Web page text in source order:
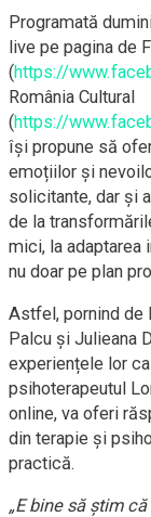
Programată
live pe pagina de
(https://
România Cultural
(https://
își propune să
emoțiilor și
solicitante, dar și
de la
mici, la adaptarea
nu doar pe plan
Astfel, pornind de
Palcu și Julieana
experiențele lor
psihoterapeutul
online, va oferi
din terapie și
practică.
„E bine să știm